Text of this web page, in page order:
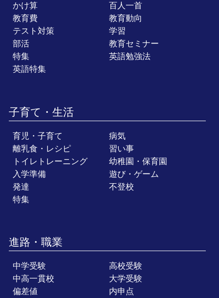
かけ算
百人一首
教育費
教育動向
テスト対策
学習
部活
教育セミナー
特集
英語勉強法
英語特集
子育て・生活
育児・子育て
病気
離乳食・レシピ
習い事
トイレトレーニング
幼稚園・保育園
入学準備
遊び・ゲーム
発達
不登校
特集
進路・職業
中学受験
高校受験
中高一貫校
大学受験
偏差値
内申点